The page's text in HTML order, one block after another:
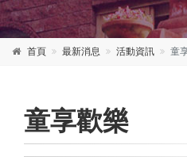
首頁 最新消息 活動資訊 童
童享歡樂